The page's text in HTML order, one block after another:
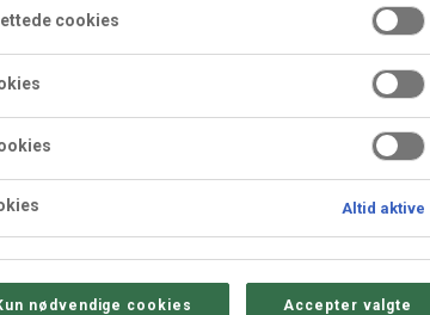
cookies
Altid aktive
nødvendige cookies Accepter valgte